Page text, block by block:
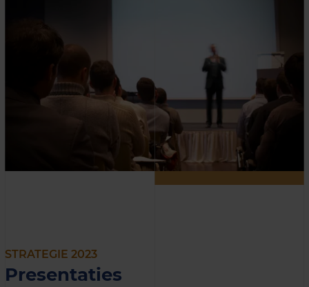
STRATEGIE 2023
Presentaties